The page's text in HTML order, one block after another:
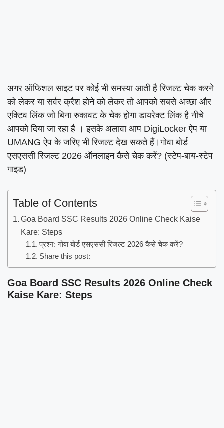
अगर ऑफिशल साइट पर कोई भी समस्या आती है रिजल्ट चेक करने
को लेकर या सर्वर क्रैश होने को लेकर तो आपको सबसे अच्छा और
एक्टिव लिंक जो बिना रुकावट के चेक होगा डायरेक्ट लिंक है नीचे
आपको दिया जा रहा है । इसके अलावा आप DigiLocker ऐप या
UMANG ऐप के जरिए भी रिजल्ट देख सकते हैं।गोवा बोर्ड
एसएससी रिजल्ट 2026 ऑनलाइन कैसे चेक करें? (स्टेप-बाय-स्टेप
गाइड)
Table of Contents
Goa Board SSC Results 2026 Online Check Kaise
Kare: Steps
प्रश्न: गोवा बोर्ड एसएससी रिजल्ट 2026 कैसे चेक करें?
Share this post:
Goa Board SSC Results 2026 Online Check
Kaise Kare: Steps